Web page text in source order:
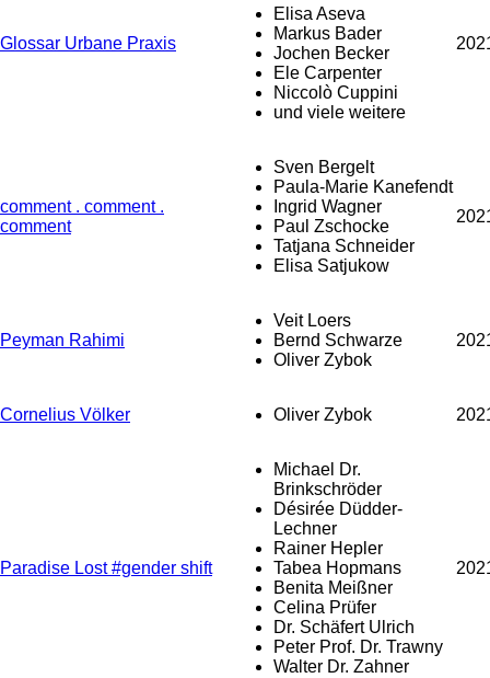
Glossar Urbane Praxis
Elisa Aseva
Markus Bader
Jochen Becker
Ele Carpenter
Niccolò Cuppini
und viele weitere
comment . comment .
comment
Sven Bergelt
Paula-Marie Kanefendt
Ingrid Wagner
Paul Zschocke
Tatjana Schneider
Elisa Satjukow
Peyman Rahimi
Veit Loers
Bernd Schwarze
Oliver Zybok
Cornelius Völker Oliver Zybok
Paradise Lost #gender shift
Michael Dr.
Brinkschröder
Désirée Düdder-
Lechner
Rainer Hepler
Tabea Hopmans
Benita Meißner
Celina Prüfer
Dr. Schäfert Ulrich
Peter Prof. Dr. Trawny
Walter Dr. Zahner